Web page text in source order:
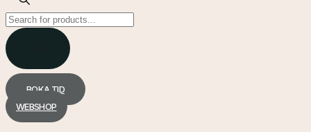
Products
search
BOKA TID
WEBSHOP